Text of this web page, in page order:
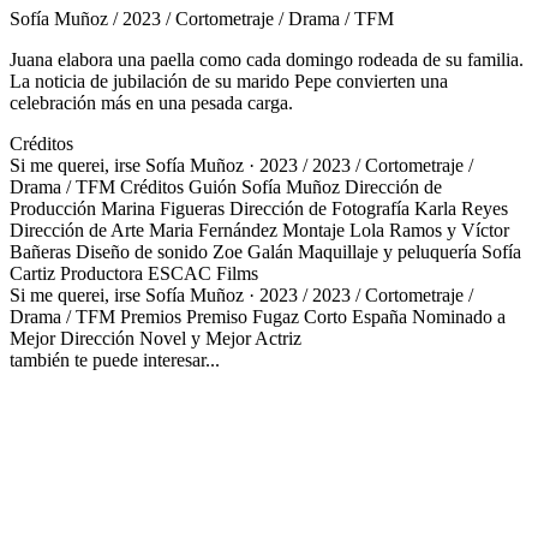
Sofía Muñoz / 2023 / Cortometraje / Drama / TFM
Juana elabora una paella como cada domingo rodeada de su familia.
La noticia de jubilación de su marido Pepe convierten una
celebración más en una pesada carga.
Créditos
Si me querei, irse Sofía Muñoz · 2023 / 2023 / Cortometraje /
Drama / TFM Créditos Guión Sofía Muñoz Dirección de
Producción Marina Figueras Dirección de Fotografía Karla Reyes
Dirección de Arte Maria Fernández Montaje Lola Ramos y Víctor
Bañeras Diseño de sonido Zoe Galán Maquillaje y peluquería Sofía
Cartiz Productora ESCAC Films
Si me querei, irse Sofía Muñoz · 2023 / 2023 / Cortometraje /
Drama / TFM Premios Premiso Fugaz Corto España Nominado a
Mejor Dirección Novel y Mejor Actriz
también te puede interesar...